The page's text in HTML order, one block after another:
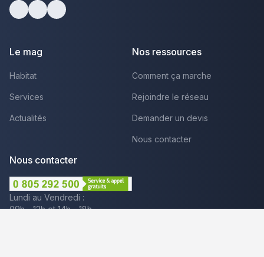
Le mag
Habitat
Services
Actualités
Nos ressources
Comment ça marche
Rejoindre le réseau
Demander un devis
Nous contacter
Nous contacter
Lundi au Vendredi :
09h - 12h et 14h - 18h